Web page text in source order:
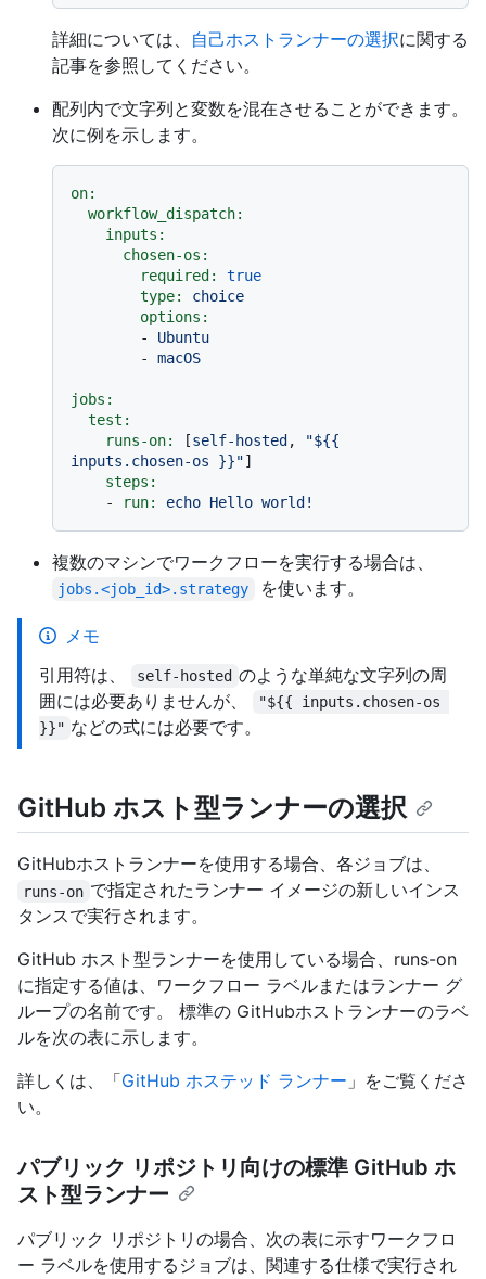
詳細については、 自己ホストランナーの選択に関する
記事を参照してください。
配列内で文字列と変数を混在させることができます。
次に例を示します。
on:
workflow_dispatch:
inputs:
chosen-os:
required:
true
type:
choice
options:
-
Ubuntu
-
macOS
jobs:
test:
runs-on:
[self-hosted , "${{
inputs.chosen-os }}"]
steps:
-
run: echo Hello world!
複数のマシンでワークフローを実行する場合は、
jobs.<job_id>.strategy を使います。
メモ
引用符は、
self-hosted のような単純な文字列の周
囲には必要ありませんが、
"${{ inputs.chosen-os
}}" などの式には必要です。
GitHub ホスト型ランナーの選択
GitHubホストランナーを使用する場合、各ジョブは、
runs-on で指定されたランナー イメージの新しいインス
タンスで実行されます。
GitHub ホスト型ランナーを使用している場合、runs-on
に指定する値は、ワークフロー ラベルまたはランナー グ
ループの名前です。 標準の GitHubホストランナーのラベ
ルを次の表に示します。
詳しくは、「GitHub ホステッド ランナー 」をご覧くださ
い。
パブリック リポジトリ向けの標準 GitHub ホ
スト型ランナー
パブリック リポジトリの場合、次の表に示すワークフロ
ー ラベルを使用するジョブは、関連する仕様で実行され